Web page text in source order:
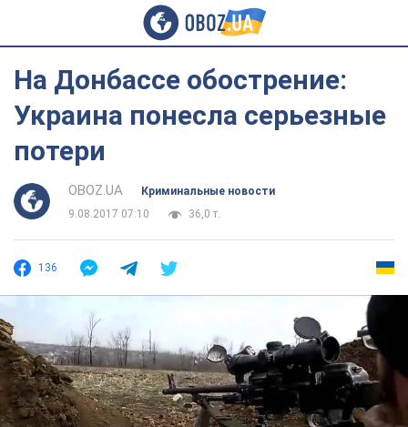
На Донбассе обострение:
Украина понесла серьезные
потери
OBOZ.UA
Криминальные новости
9.08.2017 07:10
36,0 т.
136